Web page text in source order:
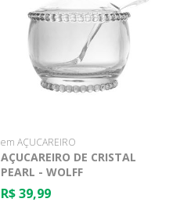
em AÇUCAREIRO
AÇUCAREIRO DE CRISTAL
PEARL - WOLFF
R$ 39,99